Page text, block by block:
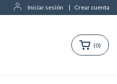
Iniciar sesión | Crear cuenta
(0)